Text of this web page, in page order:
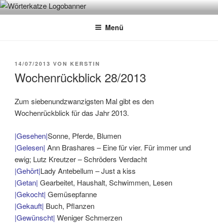
Zum
InhaltWÖRTERKATZE
Von Büchern erzählen
Menü
VERÖFFENTLICHT
14/07/2013 VON KERSTIN
Wochenrückblick 28/2013
Zum siebenundzwanzigsten Mal gibt es den
Wochenrückblick für das Jahr 2013.
|Gesehen|Sonne, Pferde, Blumen
|Gelesen| Ann Brashares – Eine für vier. Für immer und
ewig; Lutz Kreutzer – Schröders Verdacht
|Gehört|Lady Antebellum – Just a kiss
|Getan| Gearbeitet, Haushalt, Schwimmen, Lesen
|Gekocht| Gemüsepfanne
|Gekauft| Buch, Pflanzen
|Gewünscht| Weniger Schmerzen